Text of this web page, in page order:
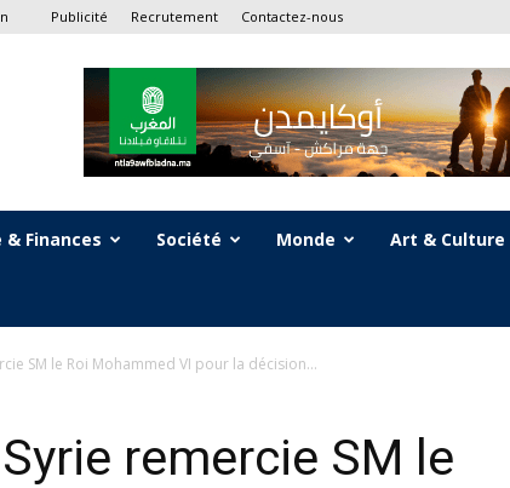
Publicité Recrutement Contactez-nous
& Finances Société Monde Art & Culture
SM le Roi Mohammed VI pour la décision...
remercie SM le